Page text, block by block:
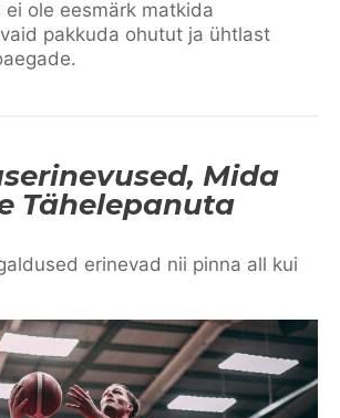
ole eesmärk matkida
pakkuda ohutut ja ühtlast
Mida
Tähelepanuta
erinevad nii pinna all kui